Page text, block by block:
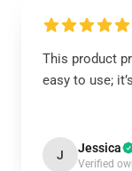
This product
easy to use;
J Jessica
Verified